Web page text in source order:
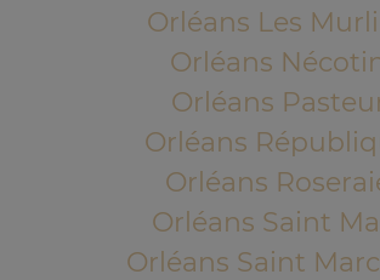
Orléans Les
Orléans
Orléans
Orléans
Orléans
Orléans Saint
Orléans Saint